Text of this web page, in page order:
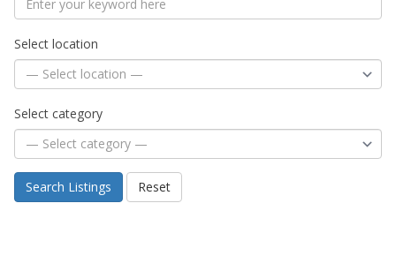
Select location
Select category
Search Listings Reset